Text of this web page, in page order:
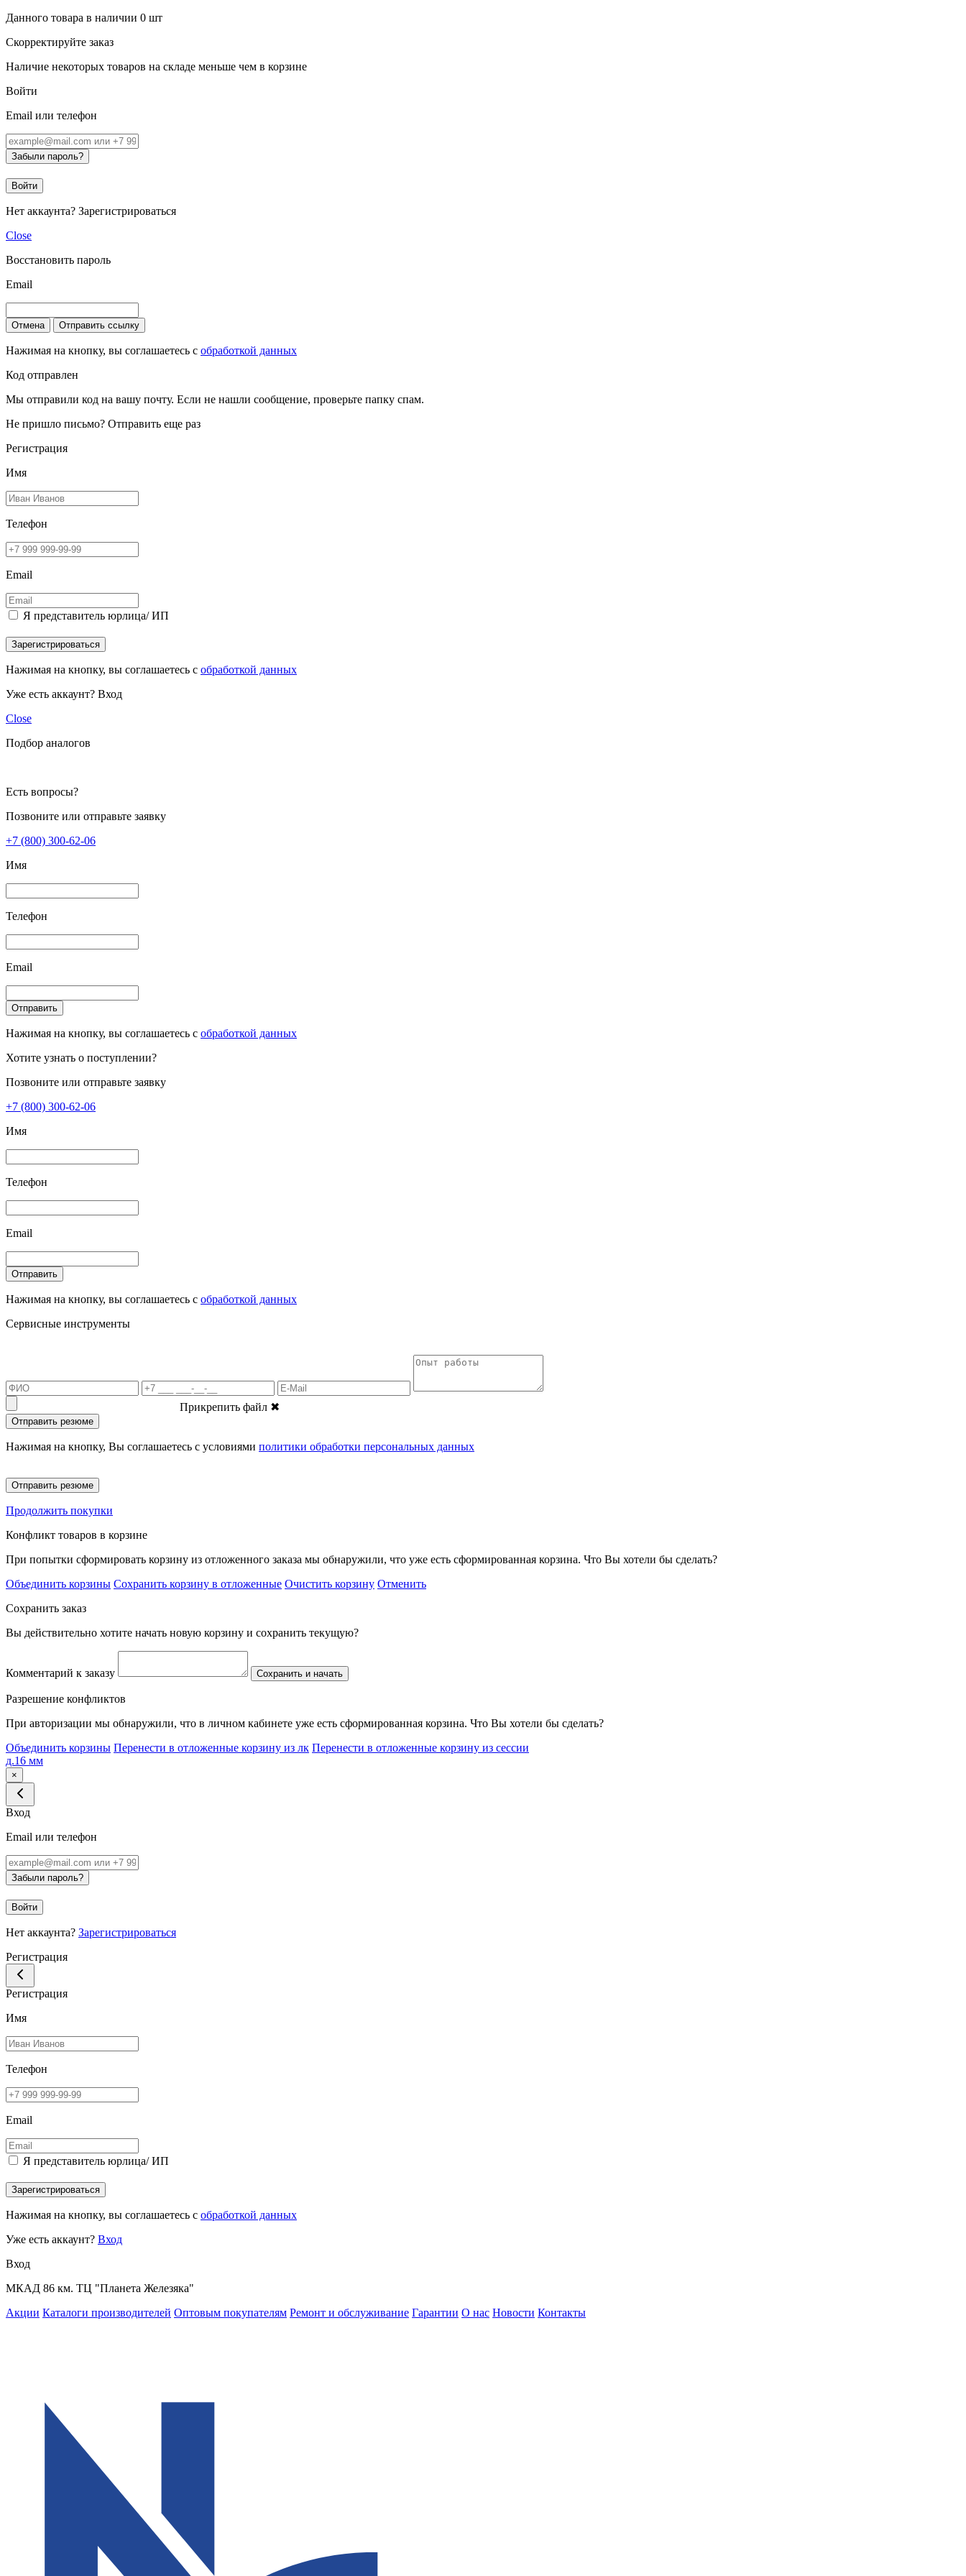
Данного товара в наличии 0 шт
Скорректируйте заказ
Наличие некоторых товаров на складе меньше чем в корзине
Войти
Email или телефон
Забыли пароль?
Войти
Нет аккаунта? Зарегистрироваться
Close
Восстановить пароль
Email
Отмена Отправить ссылку
Нажимая на кнопку, вы соглашаетесь с обработкой данных
Код отправлен
Мы отправили код на вашу почту. Если не нашли сообщение, проверьте папку спам.
Не пришло письмо? Отправить еще раз
Регистрация
Имя
Телефон
Email
Я представитель юрлица/ ИП
Зарегистрироваться
Нажимая на кнопку, вы соглашаетесь с обработкой данных
Уже есть аккаунт? Вход
Close
Подбор аналогов
Есть вопросы?
Позвоните или отправьте заявку
+7 (800) 300-62-06
Имя
Телефон
Email
Отправить
Нажимая на кнопку, вы соглашаетесь с обработкой данных
Хотите узнать о поступлении?
Позвоните или отправьте заявку
+7 (800) 300-62-06
Имя
Телефон
Email
Отправить
Нажимая на кнопку, вы соглашаетесь с обработкой данных
Сервисные инструменты
Прикрепить файл ✖
Отправить резюме
Нажимая на кнопку, Вы соглашаетесь с условиями политики обработки персональных данных
Отправить резюме
Продолжить покупки
Конфликт товаров в корзине
При попытки сформировать корзину из отложенного заказа мы обнаружили, что уже есть сформированная корзина. Что Вы хотели бы сделать?
Объединить корзины Сохранить корзину в отложенные Очистить корзину Отменить
Сохранить заказ
Вы действительно хотите начать новую корзину и сохранить текущую?
Комментарий к заказу Сохранить и начать
Разрешение конфликтов
При авторизации мы обнаружили, что в личном кабинете уже есть сформированная корзина. Что Вы хотели бы сделать?
Объединить корзины Перенести в отложенные корзину из лк Перенести в отложенные корзину из сессии
д.16 мм
×
Вход
Email или телефон
Забыли пароль?
Войти
Нет аккаунта? Зарегистрироваться
Регистрация
Регистрация
Имя
Телефон
Email
Я представитель юрлица/ ИП
Зарегистрироваться
Нажимая на кнопку, вы соглашаетесь с обработкой данных
Уже есть аккаунт? Вход
Вход
МКАД 86 км. ТЦ "Планета Железяка"
Акции Каталоги производителей Оптовым покупателям Ремонт и обслуживание Гарантии О нас Новости Контакты